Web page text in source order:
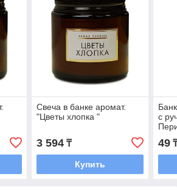
Свеча в банке аромат.
"Цветы хлопка "
3 594₸
Купить
с
49